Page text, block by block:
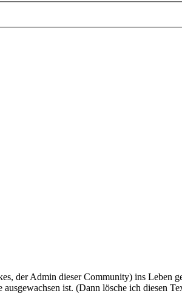
der Admin dieser Community) ins Leben
ist. (Dann lösche ich diesen